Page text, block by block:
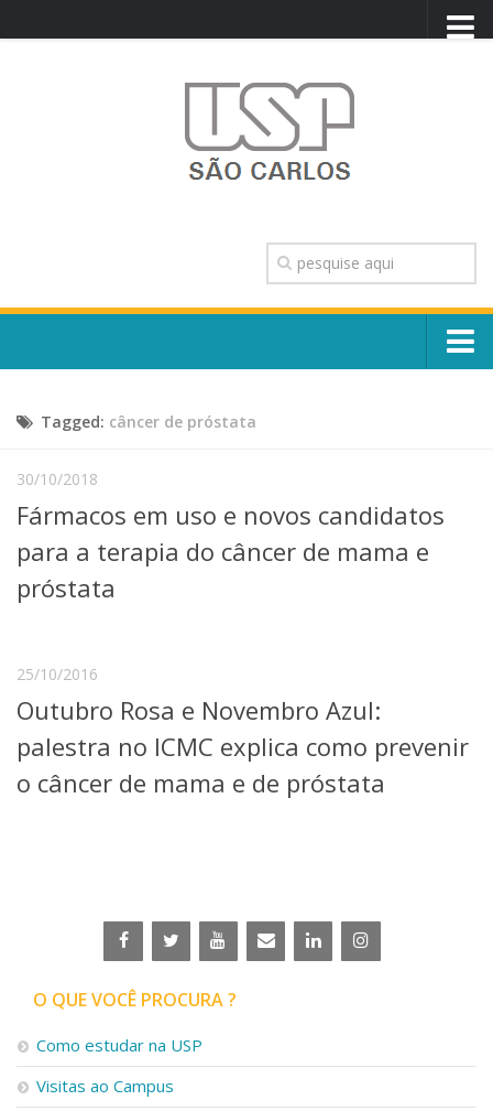
TRANSPARÊNCIA
OUVIDORIA
CONTATO
Escola, Institutos e Órgãos
Núcleos e Comissões
Telefones e Mapas
Graduação
Cursos de Extensão
Pesquisa e Inovação
Linhas de Pesquisa
Centros, Núcleos e Projetos em Rede
Pós-doutorado
Projetos, Programas e Cursos
Artes, Cultura e Esportes
Museus e Espaços Interativos
Serviços
Apoio ao Estudante
Segurança, Trânsito e Prevenção
RH, Administrativo e Financeiro
Tagged: câncer de próstata
30/10/2018
Fármacos em uso e novos candidatos
para a terapia do câncer de mama e
próstata
25/10/2016
Outubro Rosa e Novembro Azul:
palestra no ICMC explica como prevenir
o câncer de mama e de próstata
O QUE VOCÊ PROCURA ?
Como estudar na USP
Visitas ao Campus